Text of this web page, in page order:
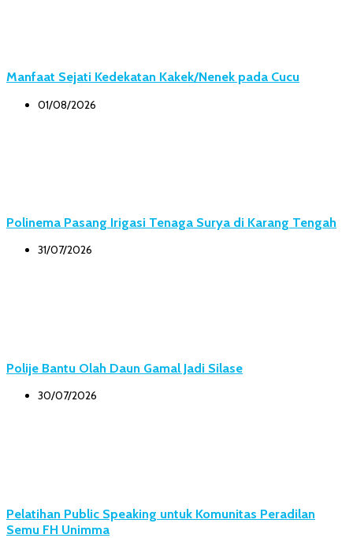
Manfaat Sejati Kedekatan Kakek/Nenek pada Cucu
01/08/2026
Polinema Pasang Irigasi Tenaga Surya di Karang Tengah
31/07/2026
Polije Bantu Olah Daun Gamal Jadi Silase
30/07/2026
Pelatihan Public Speaking untuk Komunitas Peradilan
Semu FH Unimma